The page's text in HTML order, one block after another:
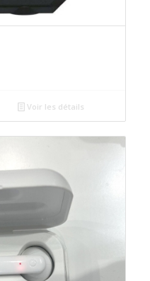
Voir les détails